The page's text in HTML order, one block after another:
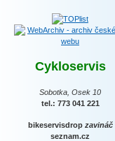
Cykloservis
Sobotka, Osek 10
tel.: 773 041 221
bikeservisdrop zavináč
seznam.cz